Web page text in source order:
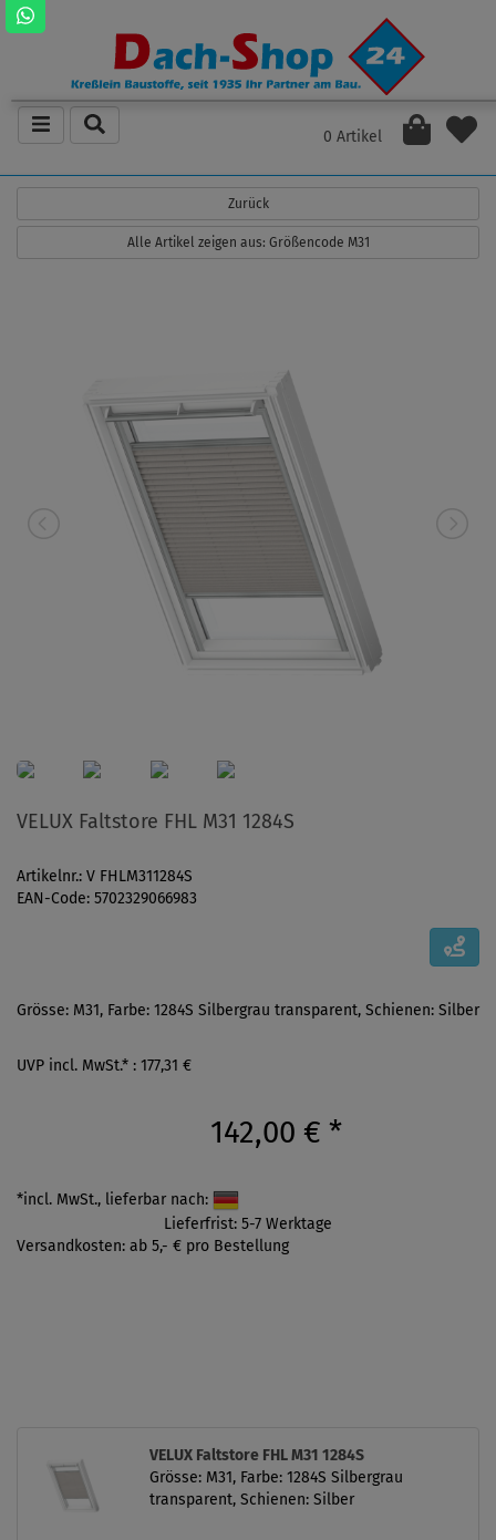
0 Artikel
Zurück
Alle Artikel zeigen aus: Größencode M31
VELUX Faltstore FHL M31 1284S
Artikelnr.: V FHLM311284S
EAN-Code: 5702329066983
Grösse: M31, Farbe: 1284S Silbergrau transparent, Schienen: Silber
UVP incl. MwSt.* : 177,31 €
142,00 € *
*incl. MwSt., lieferbar nach:
Lieferfrist: 5-7 Werktage
Versandkosten: ab 5,- € pro Bestellung
VELUX Faltstore FHL M31 1284S
Grösse: M31, Farbe: 1284S Silbergrau
transparent, Schienen: Silber